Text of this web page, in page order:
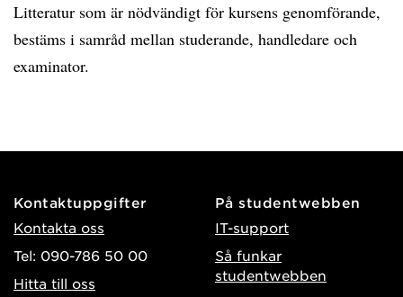
Litteratur som är nödvändigt för kursens genomförande,
bestäms i samråd mellan studerande, handledare och
examinator.
Kontaktuppgifter
Kontakta oss
Tel: 090-786 50 00
Hitta till oss
På studentwebben
IT-support
Så funkar
studentwebben